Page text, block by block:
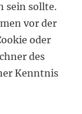
sein sollte.
vor der
oder
des
Kenntnis